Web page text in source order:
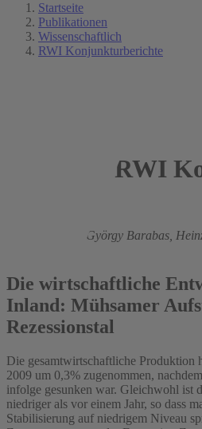
Startseite
Publikationen
Wissenschaftlich
RWI Konjunkturberichte
RWI
György Barabas,
Die wirtschaftliche
Inland: Mühsamer
Rezessionstal
Die gesamtwirtschaftliche Produktion
2009 um 0,3% zugenommen,
infolge gesunken war. Gleichwohl ist
niedriger als vor einem Jahr, so dass
Stabilisierung auf niedrigem Niveau